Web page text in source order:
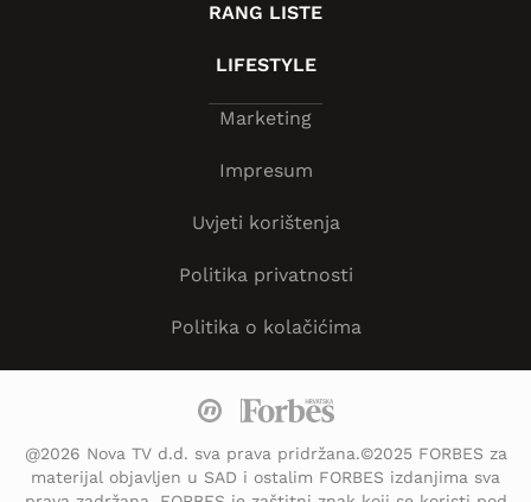
RANG LISTE
LIFESTYLE
Marketing
Impresum
Uvjeti korištenja
Politika privatnosti
Politika o kolačićima
@2026 Nova TV d.d. sva prava pridržana.©2025 FORBES za
materijal objavljen u SAD i ostalim FORBES izdanjima sva